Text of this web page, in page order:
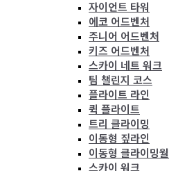
자이언트 타워
에코 어드벤처
주니어 어드벤처
키즈 어드벤처
스카이 네트 워크
팀 챌린지 코스
플라이트 라인
퀵 플라이트
트리 클라이밍
이동형 짚라인
이동형 클라이밍월
스카이 워크